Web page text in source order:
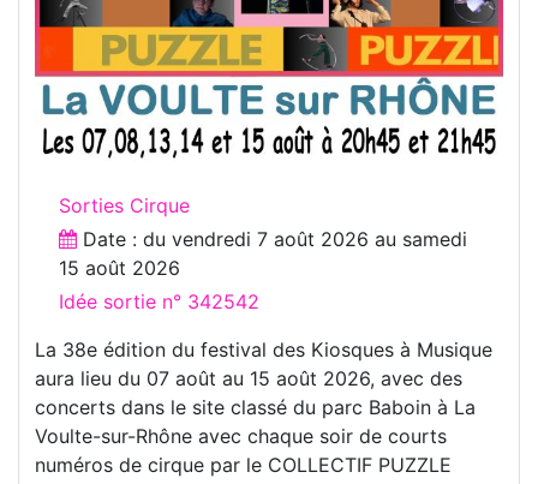
Sorties Cirque
Date : du vendredi 7 août 2026 au samedi
15 août 2026
Idée sortie n° 342542
La 38e édition du festival des Kiosques à Musique
aura lieu du 07 août au 15 août 2026, avec des
concerts dans le site classé du parc Baboin à La
Voulte-sur-Rhône avec chaque soir de courts
numéros de cirque par le COLLECTIF PUZZLE